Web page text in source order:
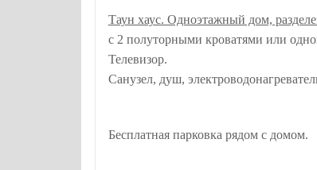
Таун хаус. Одноэтажный дом,
с 2 полуторными кроватями или
Телевизор.
Санузел, душ,
Бесплатная парковка рядом с домом.